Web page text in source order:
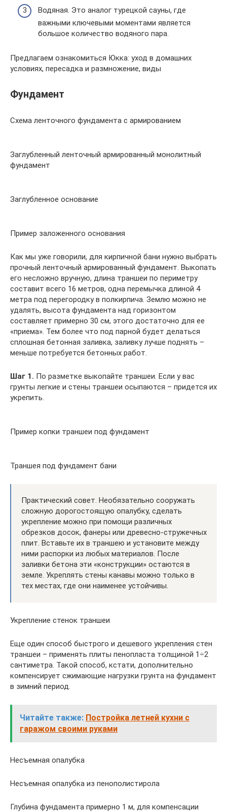
Водяная. Это аналог турецкой сауны, где
важными ключевыми моментами является
большое количество водяного пара.
Предлагаем ознакомиться Юкка: уход в домашних
условиях, пересадка и размножение, виды
Фундамент
Схема ленточного фундамента с армированием
Заглубленный ленточный армированный монолитный
фундамент
Заглубленное основание
Пример заложенного основания
Как мы уже говорили, для кирпичной бани нужно выбрать
прочный ленточный армированный фундамент. Выкопать
его несложно вручную, длина траншеи по периметру
составит всего 16 метров, одна перемычка длиной 4
метра под перегородку в полкирпича. Землю можно не
удалять, высота фундамента над горизонтом
составляет примерно 30 см, этого достаточно для ее
«приема». Тем более что под парной будет делаться
сплошная бетонная заливка, заливку лучше поднять –
меньше потребуется бетонных работ.
Шаг 1. По разметке выкопайте траншеи. Если у вас
грунты легкие и стены траншеи осыпаются – придется их
укрепить.
Пример копки траншеи под фундамент
Траншея под фундамент бани
Практический совет. Необязательно сооружать
сложную дорогостоящую опалубку, сделать
укрепление можно при помощи различных
обрезков досок, фанеры или древесно-стружечных
плит. Вставьте их в траншею и установите между
ними распорки из любых материалов. После
заливки бетона эти «конструкции» остаются в
земле. Укреплять стены канавы можно только в
тех местах, где они наименее устойчивы.
Укрепление стенок траншеи
Еще один способ быстрого и дешевого укрепления стен
траншеи – применять плиты пенопласта толщиной 1÷2
сантиметра. Такой способ, кстати, дополнительно
компенсирует сжимающие нагрузки грунта на фундамент
в зимний период.
Читайте также: Постройка летней кухни с
гаражом своими руками
Несъемная опалубка
Несъемная опалубка из пенополистирола
Глубина фундамента примерно 1 м, для компенсации